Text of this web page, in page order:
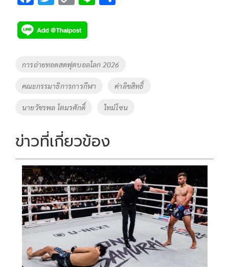
e
b
o
k
tt
er
p
y
Li
k
Tags
การถ่ายทอดสดฟุตบอลโลก 2026
คณะกรรมาธิการการกีฬา ค่าลิขสิทธิ์
นายวัชรพล โตมรศักดิ์ ไทม์โซน
ข่าวที่เกี่ยวข้อง